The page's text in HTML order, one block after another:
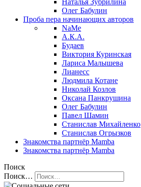
Наталья Зубрилина
Олег Бабулин
Проба пера начинающих авторов
NaMe
А.К.А.
Будаев
Виктория Куринская
Лариса Малышева
Лианесс
Людмила Котане
Николай Козлов
Оксана Панкрушина
Олег Бабулин
Павел Шамин
Станислав Михайленко
Станислав Огрызков
Знакомства партнёр Mamba
Знакомства партнёр Mamba
Поиск
Поиск…